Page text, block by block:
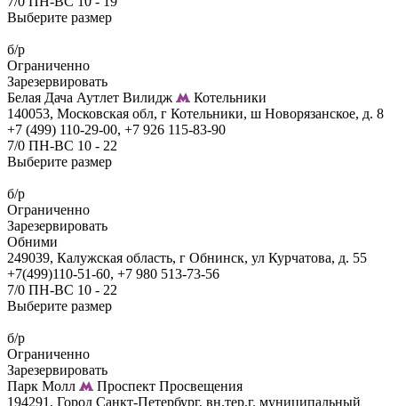
Выберите размер
б/р
Ограниченно
Зарезервировать
Белая Дача Аутлет Вилидж
Котельники
140053, Московская обл, г Котельники, ш Новорязанское, д. 8
+7 (499) 110-29-00, +7 926 115-83-90
7/0 ПН-ВС 10 - 22
Выберите размер
б/р
Ограниченно
Зарезервировать
Обними
249039, Калужская область, г Обнинск, ул Курчатова, д. 55
+7(499)110-51-60, +7 980 513-73-56
7/0 ПН-ВС 10 - 22
Выберите размер
б/р
Ограниченно
Зарезервировать
Парк Молл
Проспект Просвещения
194291, Город Санкт-Петербург, вн.тер.г. муниципальный